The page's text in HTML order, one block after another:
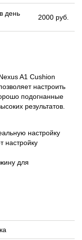
день
2000 руб.
A1 Cushion
настроить
подогнанные
результатов.
настройку
настройку
для